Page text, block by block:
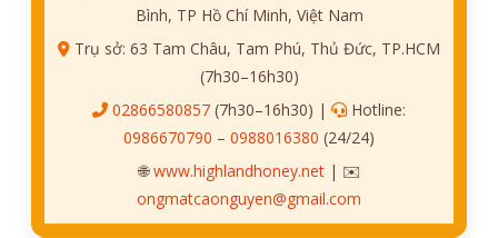
Bình, TP Hồ Chí Minh, Việt Nam
Trụ sở: 63 Tam Châu, Tam Phú, Thủ Đức, TP.HCM
(7h30–16h30)
02866580857 (7h30–16h30) |
Hotline:
0986670790 – 0988016380 (24/24)
🌐www.highlandhoney.net| ✉️
ongmatcaonguyen@gmail.com